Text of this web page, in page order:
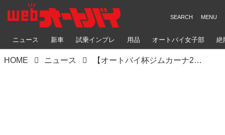
ニュース 新車 試乗インプレ 用品 オートバイ女子部 絶
HOME ニュース 【オートバイ杯ジムカーナ2022】各クラスのウイナー＆入賞者たち（C2・C1・B級編）【第2戦・フォトレポートPart2】